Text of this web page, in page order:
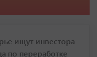
ищут инвестора
по переработке